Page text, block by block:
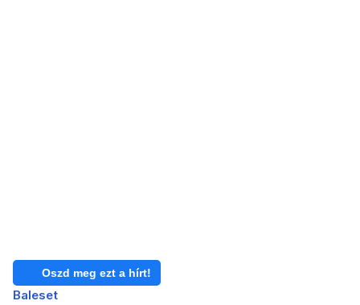
Oszd meg ezt a hírt!
Baleset